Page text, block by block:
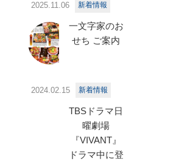
2025.11.06 新着情報
一文字家のお
せち ご案内
2024.02.15 新着情報
TBSドラマ日
曜劇場
『VIVANT』
ドラマ中に登